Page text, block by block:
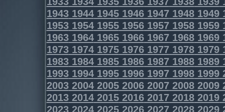
1943194419451946194719481949
1953195419551956195719581959
1963196419651966196719681969
1973197419751976197719781979
1983198419851986198719881989
1993199419951996199719981999
2003200420052006200720082009
2013201420152016201720182019
2023202420252026202720282029